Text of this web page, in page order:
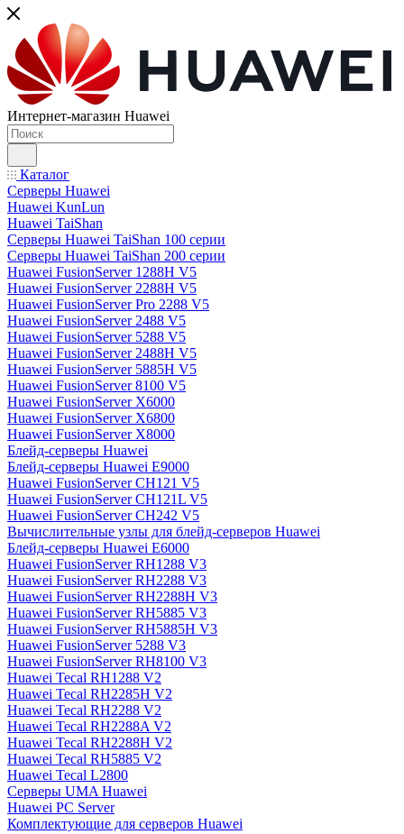
Интернет-магазин Huawei
Каталог
Серверы Huawei
Huawei KunLun
Huawei TaiShan
Серверы Huawei TaiShan 100 серии
Серверы Huawei TaiShan 200 серии
Huawei FusionServer 1288H V5
Huawei FusionServer 2288H V5
Huawei FusionServer Pro 2288 V5
Huawei FusionServer 2488 V5
Huawei FusionServer 5288 V5
Huawei FusionServer 2488H V5
Huawei FusionServer 5885H V5
Huawei FusionServer 8100 V5
Huawei FusionServer X6000
Huawei FusionServer X6800
Huawei FusionServer X8000
Блейд-серверы Huawei
Блейд-серверы Huawei E9000
Huawei FusionServer CH121 V5
Huawei FusionServer CH121L V5
Huawei FusionServer CH242 V5
Вычислительные узлы для блейд-серверов Huawei
Блейд-серверы Huawei E6000
Huawei FusionServer RH1288 V3
Huawei FusionServer RH2288 V3
Huawei FusionServer RH2288H V3
Huawei FusionServer RH5885 V3
Huawei FusionServer RH5885H V3
Huawei FusionServer 5288 V3
Huawei FusionServer RH8100 V3
Huawei Tecal RH1288 V2
Huawei Tecal RH2285H V2
Huawei Tecal RH2288 V2
Huawei Tecal RH2288A V2
Huawei Tecal RH2288H V2
Huawei Tecal RH5885 V2
Huawei Tecal L2800
Серверы UMA Huawei
Huawei PC Server
Комплектующие для серверов Huawei